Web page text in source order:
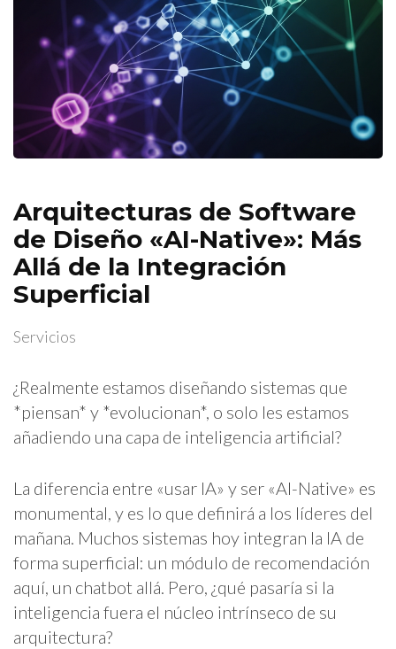
Arquitecturas de Software
de Diseño «AI-Native»: Más
Allá de la Integración
Superficial
Servicios
¿Realmente estamos diseñando sistemas que
*piensan* y *evolucionan*, o solo les estamos
añadiendo una capa de inteligencia artificial?
La diferencia entre «usar IA» y ser «AI-Native» es
monumental, y es lo que definirá a los líderes del
mañana. Muchos sistemas hoy integran la IA de
forma superficial: un módulo de recomendación
aquí, un chatbot allá. Pero, ¿qué pasaría si la
inteligencia fuera el núcleo intrínseco de su
arquitectura?